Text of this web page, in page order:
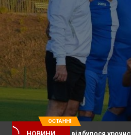
ОСТАННІ
відбулося урочисте